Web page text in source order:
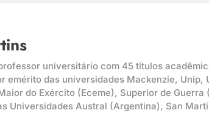
universitário com 45 títulos
emérito das universidades Mackenzie, Unip,
do Exército (Eceme), Superior de
Universidades Austral (Argentina), San